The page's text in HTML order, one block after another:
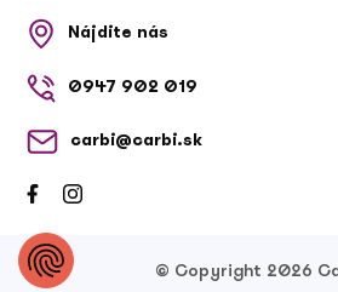
Nájdite nás
0947 902 019
carbi@carbi.sk
© Copyright 2026